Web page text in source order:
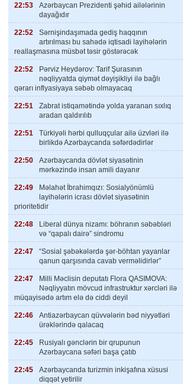
22:53
Azərbaycan Prezidenti şəhid ailələrinin
dayağıdır
22:52
Sərnişindaşımada gediş haqqının
artırılması bu sahədə iqtisadi layihələrin
reallaşmasına müsbət təsir göstərəcək
22:52
Pərviz Heydərov: Tarif Şurasının
nəqliyyatda qiymət dəyişikliyi ilə bağlı
qərarı inflyasiyaya səbəb olmayacaq
22:51
Zabrat istiqamətində yolda yaranan sıxlıq
aradan qaldırılıb
22:51
Türkiyəli hərbi qulluqçular ailə üzvləri ilə
birlikdə Azərbaycanda səfərdədirlər
22:50
Azərbaycanda dövlət siyasətinin
mərkəzində insan amili dayanır
22:49
Məlahət İbrahimqızı: Sosialyönümlü
layihələrin icrası dövlət siyasətinin
prioritetidir
22:48
Liberal dünya nizamı: böhranın səbəbləri
və “qapalı dairə” sindromu
22:47
“Sosial şəbəkələrdə şər-böhtan yayanlar
qanun qarşısında cavab verməlidirlər”
22:47
Milli Məclisin deputatı Flora QASIMOVA:
Nəqliyyatın mövcud infrastruktur xərcləri ilə
müqayisədə artım elə də ciddi deyil
22:46
Antiazərbaycan qüvvələrin bəd niyyətləri
ürəklərində qalacaq
22:45
Rusiyalı gənclərin bir qrupunun
Azərbaycana səfəri başa çatıb
22:45
Azərbaycanda turizmin inkişafına xüsusi
diqqət yetirilir